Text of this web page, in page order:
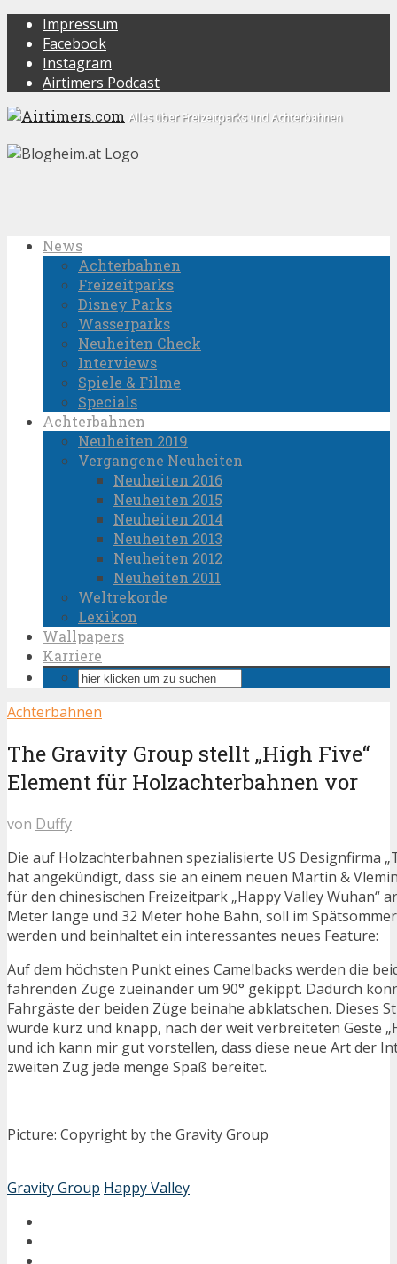
Impressum
Facebook
Instagram
Airtimers Podcast
Alles über Freizeitparks und Achterbahnen
News
Achterbahnen
Freizeitparks
Disney Parks
Wasserparks
Neuheiten Check
Interviews
Spiele & Filme
Specials
Achterbahnen
Neuheiten 2019
Vergangene Neuheiten
Neuheiten 2016
Neuheiten 2015
Neuheiten 2014
Neuheiten 2013
Neuheiten 2012
Neuheiten 2011
Weltrekorde
Lexikon
Wallpapers
Karriere
Achterbahnen
The Gravity Group stellt „High Five“
Element für Holzachterbahnen vor
von Duffy
Die auf Holzachterbahnen spezialisierte US Designfirma
hat angekündigt, dass sie an einem neuen Martin &
für den chinesischen Freizeitpark „Happy Valley Wuhan“
Meter lange und 32 Meter hohe Bahn, soll im
werden und beinhaltet ein interessantes neues Feature:
Auf dem höchsten Punkt eines Camelbacks werden die
fahrenden Züge zueinander um 90° gekippt. Dadurch
Fahrgäste der beiden Züge beinahe abklatschen. Dieses
wurde kurz und knapp, nach der weit verbreiteten Geste
und ich kann mir gut vorstellen, dass diese neue Art der
zweiten Zug jede menge Spaß bereitet.
Picture: Copyright by the Gravity Group
Gravity Group Happy Valley